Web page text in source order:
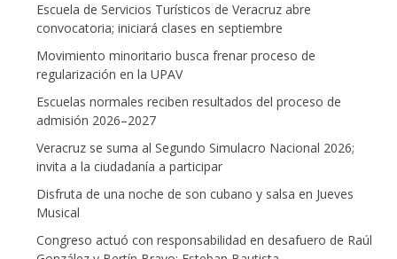
Escuela de Servicios Turísticos de Veracruz abre
convocatoria; iniciará clases en septiembre
Movimiento minoritario busca frenar proceso de
regularización en la UPAV
Escuelas normales reciben resultados del proceso de
admisión 2026–2027
Veracruz se suma al Segundo Simulacro Nacional 2026;
invita a la ciudadanía a participar
Disfruta de una noche de son cubano y salsa en Jueves
Musical
Congreso actuó con responsabilidad en desafuero de Raúl